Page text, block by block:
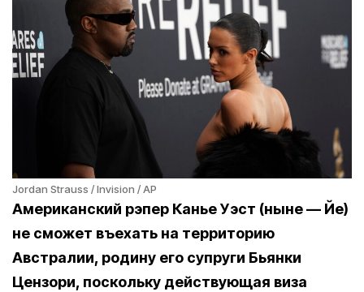
Jordan Strauss / Invision / AP
Американский рэпер Канье Уэст (ныне — Йе)
не сможет въехать на территорию
Австралии, родину его супруги Бьянки
Цензори, поскольку действующая виза